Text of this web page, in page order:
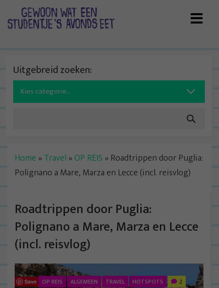
Uitgebreid zoeken:
Search
for:
Home » Travel » OP REIS » Roadtrippen door Puglia:
Polignano a Mare, Marza en Lecce (incl. reisvlog)
Roadtrippen door Puglia:
Polignano a Mare, Marza en Lecce
(incl. reisvlog)
Save OP REIS ALGEMEEN TRAVEL HOTSPOTS 2